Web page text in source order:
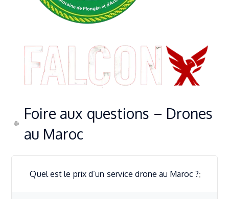
Foire aux questions – Drones
au Maroc
Quel est le prix d’un service drone au Maroc ?